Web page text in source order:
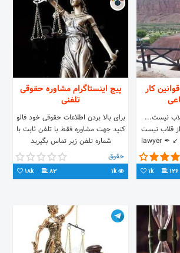
کار
نیست...
قلاب نیست
📚 ارتباط در ID تلگرامی ↙ ✒ lawyer
126
1k
پیج اینستاگرام مشاوره حقوقی
تلفنی
برای بالا بردن اطلاعات حقوقی خود فالو
کنید جهت مشاوره فقط با تلفن ثابت با
شماره تلفن زیر تماس بگیرید
۹۰۹۹۰۷۷۱۲۸ ساعت تماس: ۱۳ الی ۱۴
ظهر ۱۸ الی ۲۱ عصر
حقوق
1k
83
18k